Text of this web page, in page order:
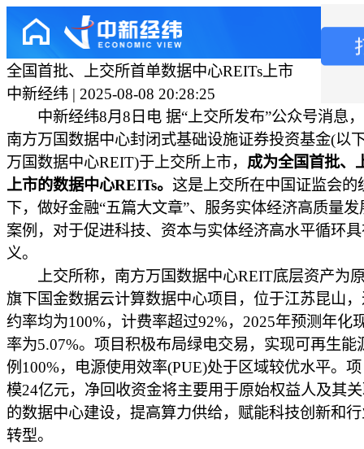
全国首批、上交所首单数据中心REITs上市
中新经纬 | 2025-08-08 20:28:25
中新经纬8月8日电 据“上交所发布”公众号消息
南方万国数据中心封闭式基础设施证券投资基金(以
万国数据中心REIT)于上交所上市， 成为全国首批、
上市的数据中心REITs。 这是上交所在中国证监会的
下，做好金融“五篇大文章”、服务实体经济高质量发
案例，对于促进科技、资本与实体经济高水平循环
义。
上交所称，南方万国数据中心REIT底层资产为
旗下国金数据云计算数据中心项目，位于江苏昆山
约率均为100%，计费率超过92%，2025年预测年化
率为5.07%。项目积极布局绿电交易，实现可再生能
例100%，电源使用效率(PUE)处于区域较优水平。
模24亿元，净回收资金将主要用于原始权益人及其
的数据中心建设，提高算力供给，赋能科技创新和
转型。